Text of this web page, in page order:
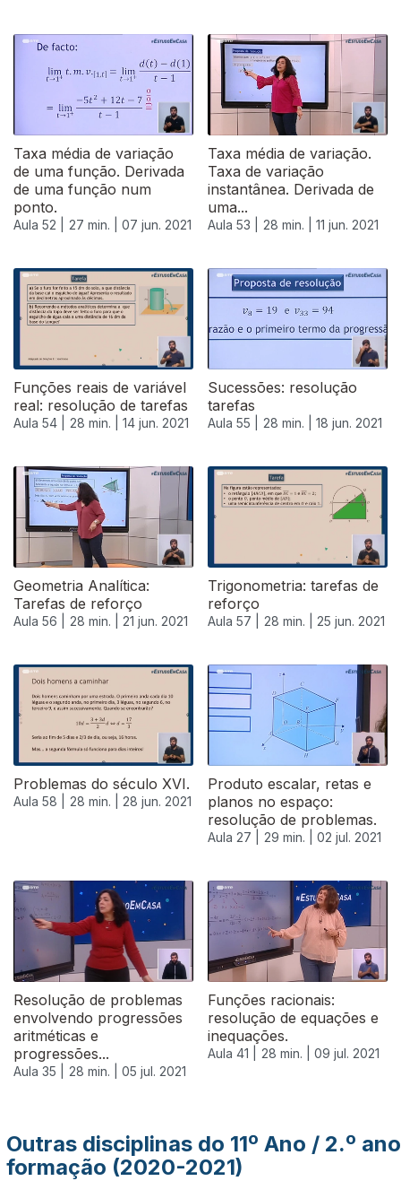
Taxa média de variação
de uma função. Derivada
de uma função num
ponto.
Aula 52 | 27 min. | 07 jun. 2021
Taxa média de variação.
Taxa de variação
instantânea. Derivada de
uma...
Aula 53 | 28 min. | 11 jun. 2021
Funções reais de variável
real: resolução de tarefas
Aula 54 | 28 min. | 14 jun. 2021
Sucessões: resolução
tarefas
Aula 55 | 28 min. | 18 jun. 2021
Geometria Analítica:
Tarefas de reforço
Aula 56 | 28 min. | 21 jun. 2021
Trigonometria: tarefas de
reforço
Aula 57 | 28 min. | 25 jun. 2021
553474
Problemas do século XVI.
Aula 58 | 28 min. | 28 jun. 2021
Produto escalar, retas e
planos no espaço:
resolução de problemas.
Aula 27 | 29 min. | 02 jul. 2021
Resolução de problemas
envolvendo progressões
aritméticas e
progressões...
Aula 35 | 28 min. | 05 jul. 2021
Funções racionais:
resolução de equações e
inequações.
Aula 41 | 28 min. | 09 jul. 2021
556456
Outras disciplinas do 11º Ano / 2.º ano
formação (2020-2021)